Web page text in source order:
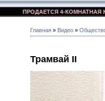
ПРОДАЕТСЯ 4-КОМНАТНАЯ
Главная » Видео »
Трамвай II